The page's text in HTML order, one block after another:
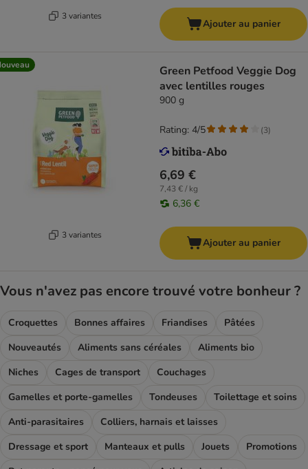
3 variantes
Ajouter au panier
3 variantes
Green Petfood Veggie Dog
avec lentilles rouges
900 g
6,69 €
7,43 € / kg
6,36 €
Rating: 4/5 (3)
Ajouter au panier
Vous n'avez pas encore trouvé votre bonheur ?
Croquettes Bonnes affaires Friandises
Pâtées
Nouveautés
Aliments sans céréales
Aliments bio
Niches
Cages de transport
Couchages
Gamelles et porte-gamelles
Tondeuses
Toilettage et soins
Anti-parasitaires
Colliers, harnais et laisses
Dressage et sport
Manteaux et pulls Jouets
Promotions